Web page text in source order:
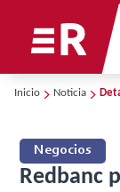
Inicio Noticia
Negocios
Redbanc